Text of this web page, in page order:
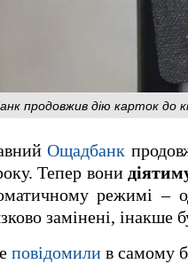
продовжив дію карток до
Ощадбанк
Тепер вони
режимі –
замінені, інакше
повідомили в самому